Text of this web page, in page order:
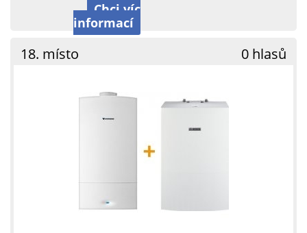
Chci víc
informací
18. místo 0 hlasů